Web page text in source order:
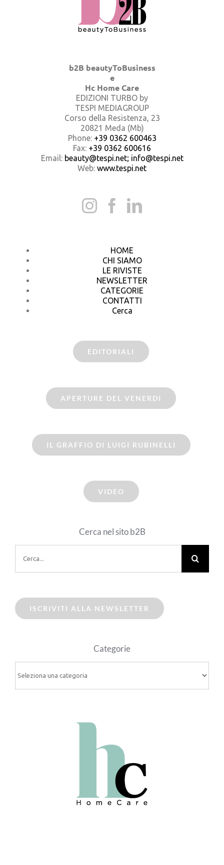
b2B beautyToBusiness
e
Hc Home Care
EDIZIONI TURBO by
TESPI MEDIAGROUP
Corso della Resistenza, 23
20821 Meda (Mb)
Phone: +39 0362 600463
Fax: +39 0362 600616
Email: beauty@tespi.net; info@tespi.net
Web: www.tespi.net
HOME
CHI SIAMO
LE RIVISTE
NEWSLETTER
CATEGORIE
CONTATTI
Cerca
EDITORIALI
APERTURE DEL VENERDI
IL GRAFFIO DI LUIGI RUBINELLI
VIDEO
Cerca nel sito b2B
per:
ISCRIVITI ALLA NEWSLETTER
Categorie